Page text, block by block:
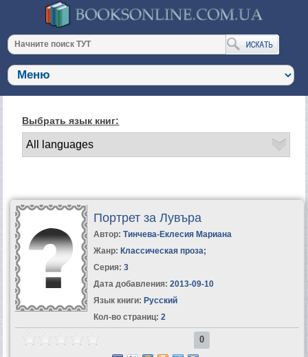
Выбрать язык книг:
Портрет за Лувъра
Автор: Тинчева-Еклесия Мариана
Жанр: Классическая проза;
Серия: 3
Дата добавления: 2013-09-10
Язык книги: Русский
Кол-во страниц: 2
0